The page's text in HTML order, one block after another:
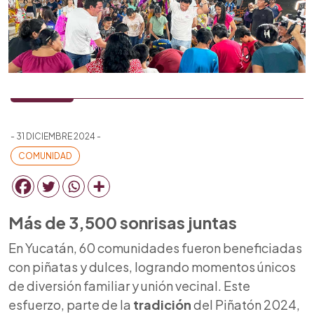
- 31 DICIEMBRE 2024 -
COMUNIDAD
Más de 3,500 sonrisas juntas
En Yucatán, 60 comunidades fueron beneficiadas
con piñatas y dulces, logrando momentos únicos
de diversión familiar y unión vecinal. Este
esfuerzo, parte de la tradicióndel Piñatón 2024,